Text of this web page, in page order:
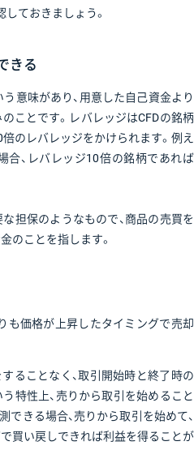
しておきましょう。
きる
う意味があり、用意した自己資金より
ことです。レバレッジはCFDの銘柄
のレバレッジをかけられます。例え
合、レバレッジ10倍の銘柄であれば
担保のようなもので、商品の売買を
のことを指します。
も価格が上昇したタイミングで売却
ることなく、取引開始時と終了時の
特性上、売りから取引を始めること
きる場合、売りから取引を始めて、
買い戻しできれば利益を得ることが